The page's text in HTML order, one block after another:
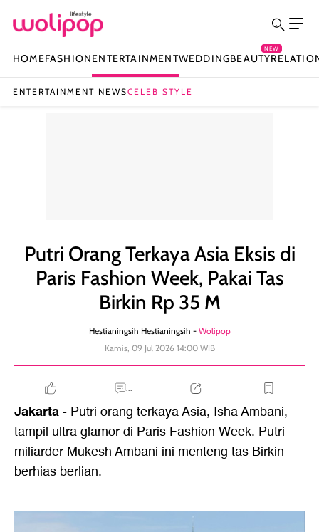
HOMEFASHIONENTERTAINMENTWEDDINGBEAUTY
NEW
ENTERTAINMENT NEWSCELEB STYLE
Putri Orang Terkaya Asia Eksis di
Paris Fashion Week, Pakai Tas
Birkin Rp 35 M
Hestianingsih Hestianingsih - Wolipop
Kamis, 09 Jul 2026 14:00 WIB
...
Jakarta- Putri orang terkaya Asia, Isha Ambani,
tampil ultra glamor di Paris Fashion Week. Putri
miliarder Mukesh Ambani ini menteng tas Birkin
berhias berlian.